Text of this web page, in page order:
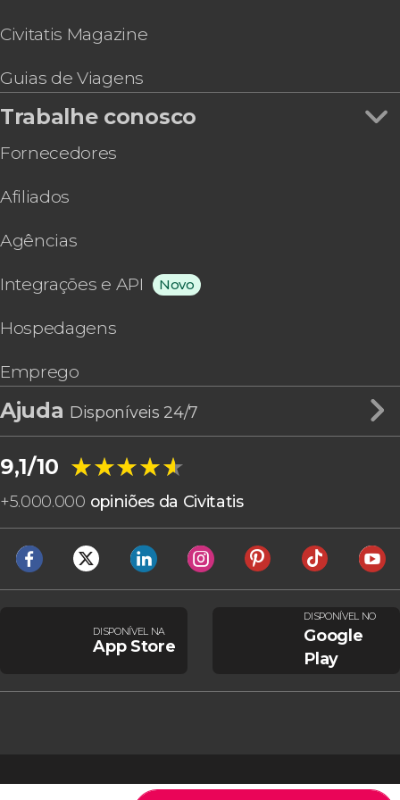
Civitatis Magazine
Guias de Viagens
Trabalhe conosco
Fornecedores
Afiliados
Agências
Integrações e API Novo
Hospedagens
Emprego
Ajuda Disponíveis 24/7
9,1/10 ★★★★★
★★★★★
+5.000.000 opiniões da Civitatis
DISPONÍVEL NA
App Store
DISPONÍVEL NO
Google
Play